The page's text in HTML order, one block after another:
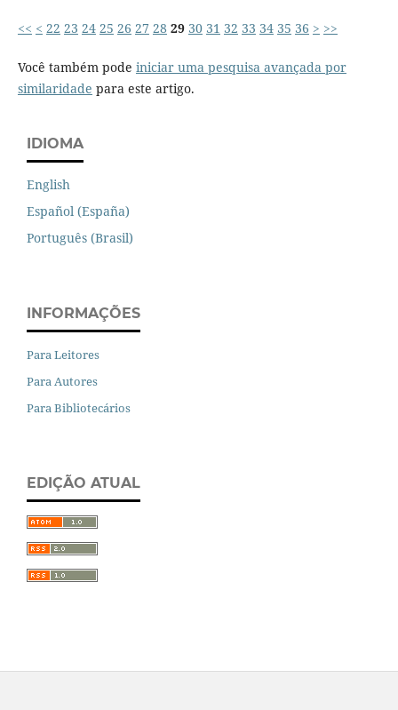
<< < 22 23 24 25 26 27 28 29 30 31 32 33 34 35 36 > >>
Você também pode iniciar uma pesquisa avançada por
similaridade para este artigo.
IDIOMA
English
Español (España)
Português (Brasil)
INFORMAÇÕES
Para Leitores
Para Autores
Para Bibliotecários
EDIÇÃO ATUAL